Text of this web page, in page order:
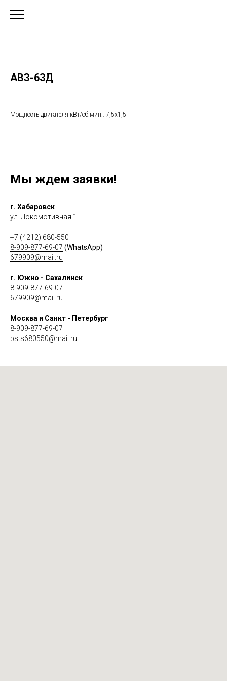
АВЗ-63Д
Мощность двигателя кВт/об.мин.: 7,5х1,5
Мы ждем заявки!
г. Хабаровск
ул. Локомотивная 1
+7 (4212) 680-550
8-909-877-69-07 (WhatsApp)
679909@mail.ru
г. Южно - Сахалинск
8-909-877-69-07
679909@mail.ru
Москва и Санкт - Петербург
8-909-877-69-07
psts680550@mail.ru